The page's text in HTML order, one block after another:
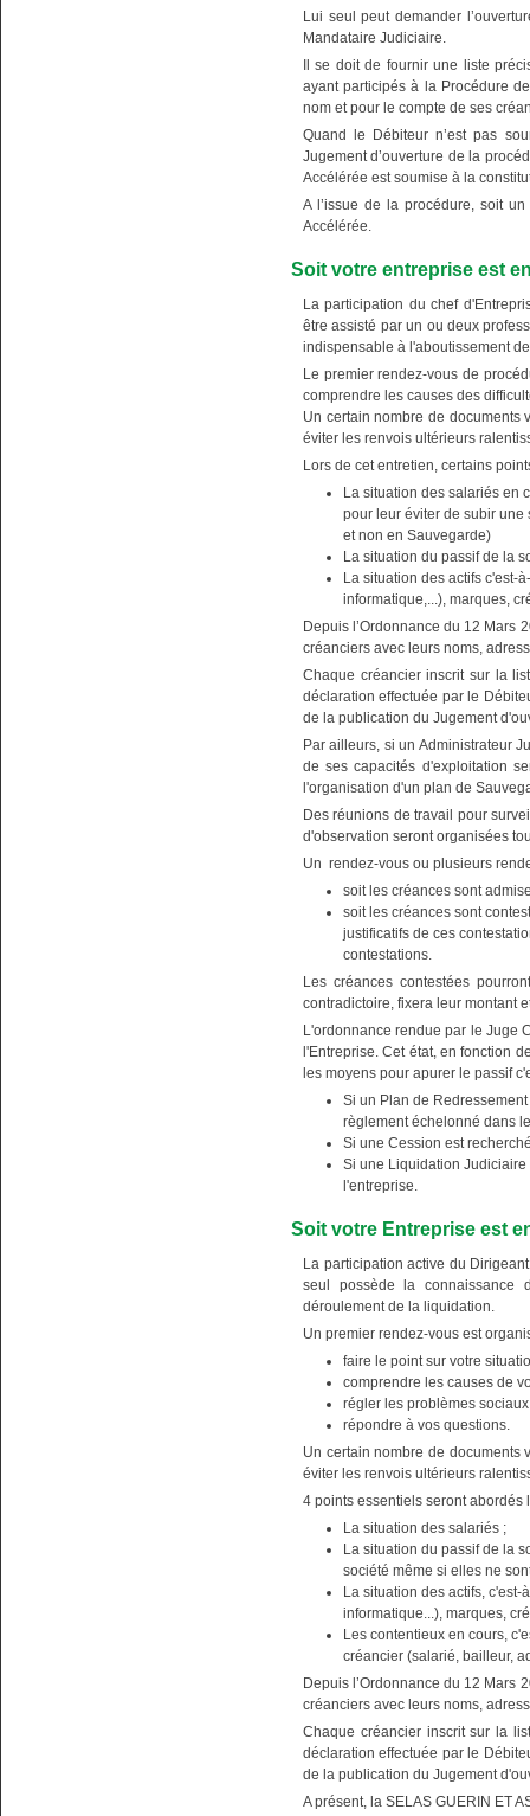
Lui seul peut demander
Mandataire Judiciaire.
Il se doit de fournir une liste
ayant participés à la Procédure
nom et pour le compte de ses
Quand le Débiteur n’est pas
Jugement d’ouverture de la
Accélérée est soumise à la
A l’issue de la procédure, soit
Accélérée.
Soit votre entreprise est
La participation du chef
être assisté par un ou deux
indispensable à l'aboutissement
Le premier rendez-vous de
comprendre les causes des
Un certain nombre de documents
éviter les renvois ultérieurs
Lors de cet entretien, certains
La situation des salariés en
pour leur éviter de subir
et non en Sauvegarde)
La situation du passif de la
La situation des actifs c'est-
informatique,...), marques,
Depuis l’Ordonnance du 12 Mars
créanciers avec leurs noms,
Chaque créancier inscrit sur la
déclaration effectuée par le
de la publication du Jugement
Par ailleurs, si un Administrateur
de ses capacités d'exploitation
l'organisation d'un plan de
Des réunions de travail pour
d'observation seront organisées
Un rendez-vous ou plusieurs
soit les créances sont
soit les créances sont
justificatifs de ces
contestations.
Les créances contestées
contradictoire, fixera leur montant
L'ordonnance rendue par le Juge
l'Entreprise. Cet état, en fonction
les moyens pour apurer le passif
Si un Plan de
règlement échelonné dans
Si une Cession est
Si une Liquidation
l'entreprise.
Soit votre Entreprise est
La participation active du
seul possède la connaissance
déroulement de la liquidation.
Un premier rendez-vous est
faire le point sur votre
comprendre les causes de
régler les problèmes sociaux
répondre à vos questions.
Un certain nombre de documents
éviter les renvois ultérieurs
4 points essentiels seront abordés
La situation des salariés ;
La situation du passif de la
société même si elles ne
La situation des actifs,
informatique...), marques,
Les contentieux en cours,
créancier (salarié, bailleur,
Depuis l’Ordonnance du 12 Mars
créanciers avec leurs noms,
Chaque créancier inscrit sur la
déclaration effectuée par le
de la publication du Jugement
A présent, la SELAS GUERIN ET